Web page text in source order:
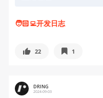
🧑🏻‍💻开发日志
22 1
DRING
2024-09-03